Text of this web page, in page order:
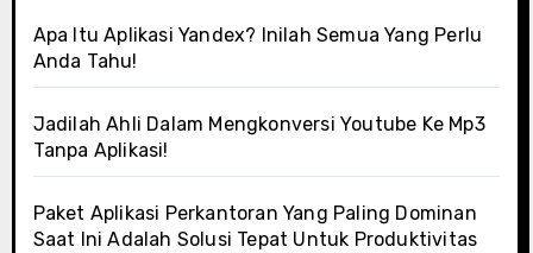
Apa Itu Aplikasi Yandex? Inilah Semua Yang Perlu
Anda Tahu!
Jadilah Ahli Dalam Mengkonversi Youtube Ke Mp3
Tanpa Aplikasi!
Paket Aplikasi Perkantoran Yang Paling Dominan
Saat Ini Adalah Solusi Tepat Untuk Produktivitas